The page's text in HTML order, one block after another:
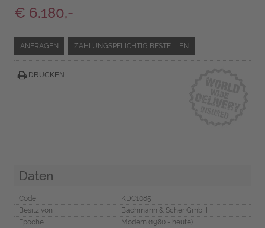
€ 6.180,-
ANFRAGEN ZAHLUNGSPFLICHTIG BESTELLEN
DRUCKEN
Daten
Code
KDC1085
Besitz von
Bachmann & Scher GmbH
Epoche
Modern (1980 - heute)